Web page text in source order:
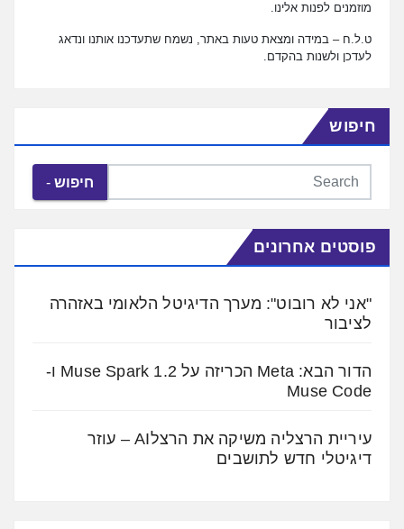
מוזמנים לפנות אלינו.
ט.ל.ח – במידה ומצאת טעות באתר, נשמח שתעדכנו אותנו ונדאג
לעדכן ולשנות בהקדם.
חיפוש
חיפוש
פוסטים אחרונים
"אני לא רובוט": מערך הדיגיטל הלאומי באזהרה
לציבור
הדור הבא: Meta הכריזה על Muse Spark 1.2 ו-
Muse Code
עיריית הרצליה משיקה את הרצלAI – עוזר
דיגיטלי חדש לתושבים